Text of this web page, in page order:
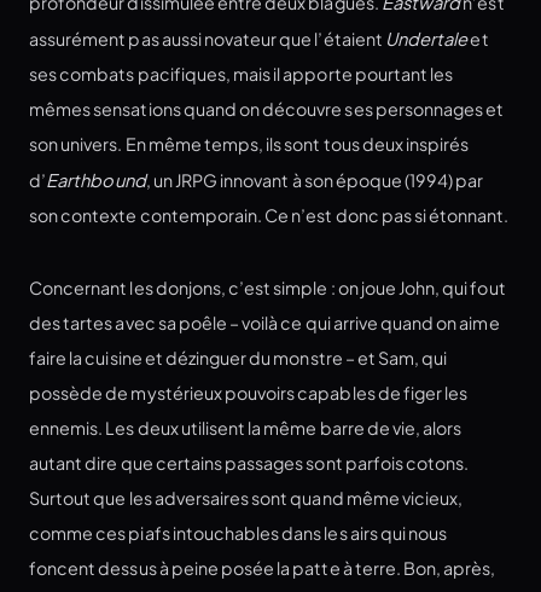
assurément pas aussi novateur que l’étaient Undertaleet
ses combats pacifiques, mais il apporte pourtant les
mêmes sensations quand on découvre ses personnages et
son univers. En même temps, ils sont tous deux inspirés
d’Earthbound, un JRPG innovant à son époque (1994) par
son contexte contemporain. Ce n’est donc pas si étonnant.
Concernant les donjons, c’est simple : on joue John, qui fout
des tartes avec sa poêle – voilà ce qui arrive quand on aime
faire la cuisine et dézinguer du monstre – et Sam, qui
possède de mystérieux pouvoirs capables de figer les
ennemis. Les deux utilisent la même barre de vie, alors
autant dire que certains passages sont parfois cotons.
Surtout que les adversaires sont quand même vicieux,
comme ces piafs intouchables dans les airs qui nous
foncent dessus à peine posée la patte à terre. Bon, après,